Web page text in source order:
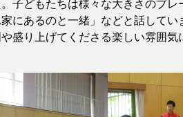
子どもたちは様々な大きさのブ
にあるのと一緒」などと話して
盛り上げてくださる楽しい雰囲